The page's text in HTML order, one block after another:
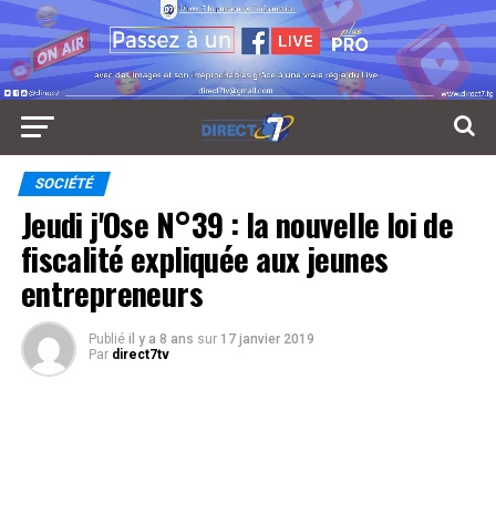
SOCIÉTÉ
Jeudi j'Ose N°39 : la nouvelle loi de
fiscalité expliquée aux jeunes
entrepreneurs
Publié il y a 8 ans sur 17 janvier 2019
Par direct7tv